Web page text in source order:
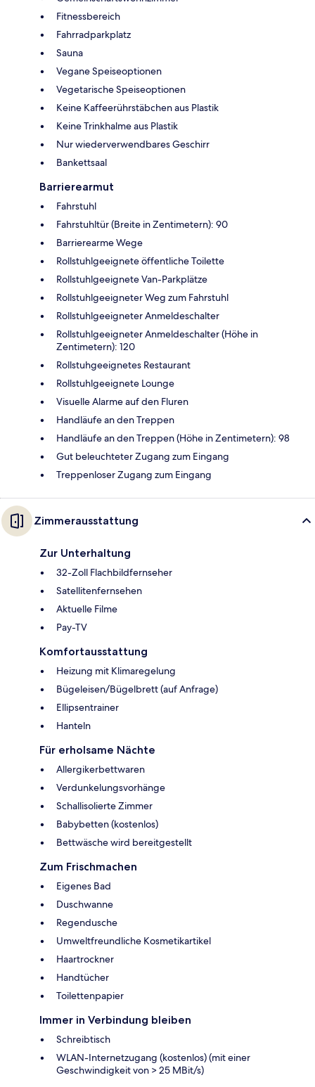
Fitnessbereich
Fahrradparkplatz
Sauna
Vegane Speiseoptionen
Vegetarische Speiseoptionen
Keine Kaffeerührstäbchen aus Plastik
Keine Trinkhalme aus Plastik
Nur wiederverwendbares Geschirr
Bankettsaal
Barrierearmut
Fahrstuhl
Fahrstuhltür (Breite in Zentimetern): 90
Barrierearme Wege
Rollstuhlgeeignete öffentliche Toilette
Rollstuhlgeeignete Van-Parkplätze
Rollstuhlgeeigneter Weg zum Fahrstuhl
Rollstuhlgeeigneter Anmeldeschalter
Rollstuhlgeeigneter Anmeldeschalter (Höhe in
Zentimetern): 120
Rollstuhgeeignetes Restaurant
Rollstuhlgeeignete Lounge
Visuelle Alarme auf den Fluren
Handläufe an den Treppen
Handläufe an den Treppen (Höhe in Zentimetern): 98
Gut beleuchteter Zugang zum Eingang
Treppenloser Zugang zum Eingang
Zimmerausstattung
Zur Unterhaltung
32-Zoll Flachbildfernseher
Satellitenfernsehen
Aktuelle Filme
Pay-TV
Komfortausstattung
Heizung mit Klimaregelung
Bügeleisen/Bügelbrett (auf Anfrage)
Ellipsentrainer
Hanteln
Für erholsame Nächte
Allergikerbettwaren
Verdunkelungsvorhänge
Schallisolierte Zimmer
Babybetten (kostenlos)
Bettwäsche wird bereitgestellt
Zum Frischmachen
Eigenes Bad
Duschwanne
Regendusche
Umweltfreundliche Kosmetikartikel
Haartrockner
Handtücher
Toilettenpapier
Immer in Verbindung bleiben
Schreibtisch
WLAN-Internetzugang (kostenlos) (mit einer
Geschwindigkeit von > 25 MBit/s)